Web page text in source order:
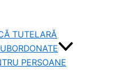
TUTELARĂ
PERSOANE